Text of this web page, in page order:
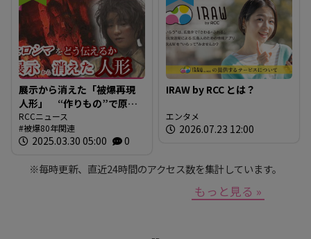
展示から消えた「被爆再現
人形」 “作りもの”で原爆
を伝えるとは 現代アート
作家が調査研究 人形の持
つ “力” と “危うさ”
RCCニュース
被爆80年関連
2025.03.30 05:00 0
IRAW by RCC とは？
エンタメ
2026.07.23 12:00
※毎時更新、直近24時間のアクセス数を集計しています。
もっと見る »